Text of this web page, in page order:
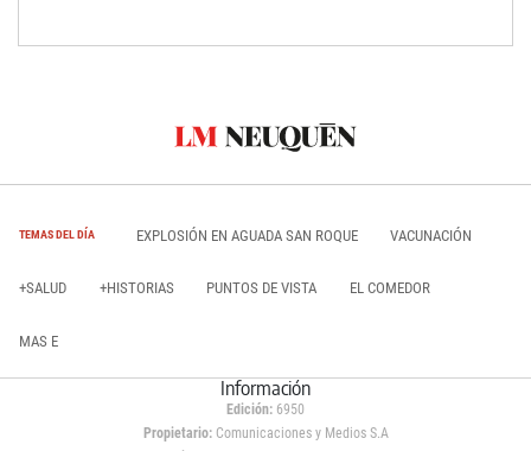
TEMAS DEL DÍA EXPLOSIÓN EN AGUADA SAN ROQUE VACUNACIÓN
+SALUD +HISTORIAS PUNTOS DE VISTA EL COMEDOR
MAS E
Información
Edición: 6950
Propietario:Comunicaciones y Medios S.A